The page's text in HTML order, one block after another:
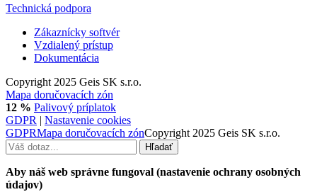
Technická podpora
Zákaznícky softvér
Vzdialený prístup
Dokumentácia
Copyright 2025 Geis SK s.r.o.
Mapa doručovacích zón
12 % Palivový príplatok
GDPR | Nastavenie cookies
GDPRMapa doručovacích zónCopyright 2025 Geis SK s.r.o.
Aby náš web správne fungoval (nastavenie ochrany osobných
údajov)